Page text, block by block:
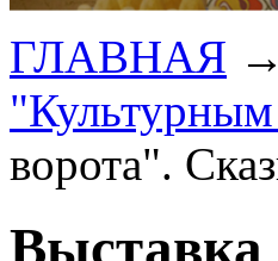
ГЛАВНАЯ →
ворота".
Выставка